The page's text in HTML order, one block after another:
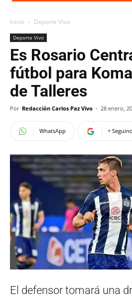
Inicio Deporte Vivo
Deporte Vivo
Es Rosario
fútbol para
de Talleres
Por Redacción Carlos Paz Vivo - 28 enero,
WhatsApp +
El defensor tomará una